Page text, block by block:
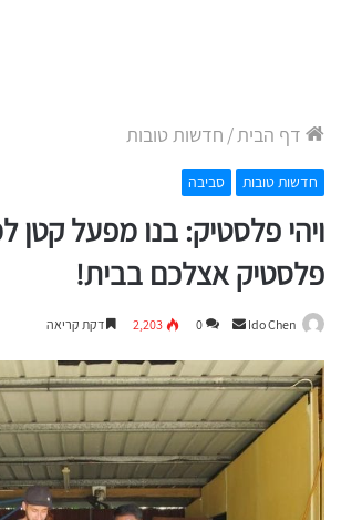
דף הבית/ חדשות טובות
חדשות טובות סביבה
ויהי פלסטיק: בנו מפעל קטן
פלסטיק אצלכם בבית!
Ido Chen
Send
email
0
2,203 דקת קריאה